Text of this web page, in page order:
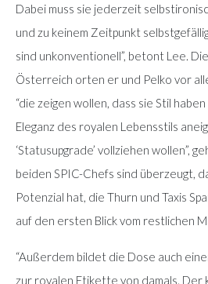
Dabei muss sie jederzeit
und zu keinem Zeitpunkt
sind unkonventionell”, betont Lee.
Österreich orten er und Pelko vor
“die zeigen wollen, dass sie Stil
Eleganz des royalen Lebensstils
‘Statusupgrade’ vollziehen wollen”,
beiden SPIC-Chefs sind überzeugt,
Potenzial hat, die Thurn und Taxis
auf den ersten Blick vom restlichen
“Außerdem bildet die Dose auch
zur royalen Etikette von damals. Der